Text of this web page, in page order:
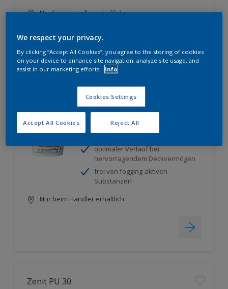
Nur beim Händler erhältlich
hoch scheuerbeständig durch PU-
Verstärkung
optimaler Verlauf bei
hervorragendem Deckvermögen
frei von fogging-aktiven
Substanzen
Nur beim Händler erhältlich
Zenit PU 30
We respect your privacy.
By clicking “Accept All Cookies”, you agree to the storing of cookies
on your device to enhance site navigation, analyze site usage, and
assist in our marketing efforts.
Info
Cookies Settings
Reject All
Accept All Cookies